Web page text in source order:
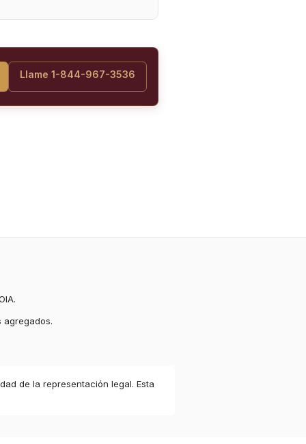
Llame 1-844-967-3536
agregados.
de la representación legal. Esta